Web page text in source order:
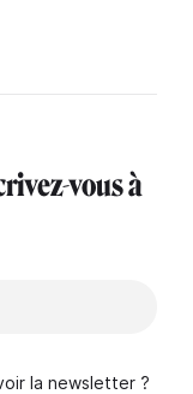
vous à
la newsletter ?